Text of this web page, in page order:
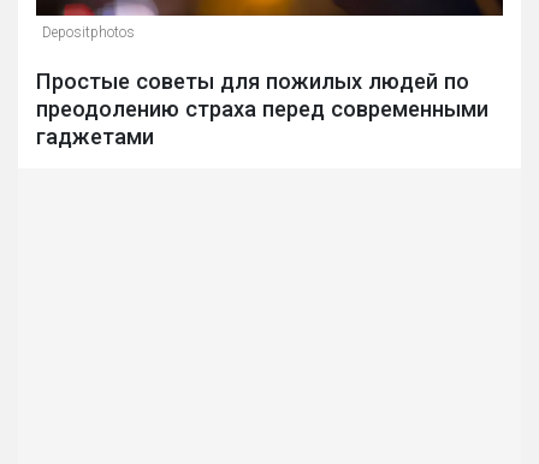
Depositphotos
Простые советы для пожилых людей по
преодолению страха перед современными
гаджетами